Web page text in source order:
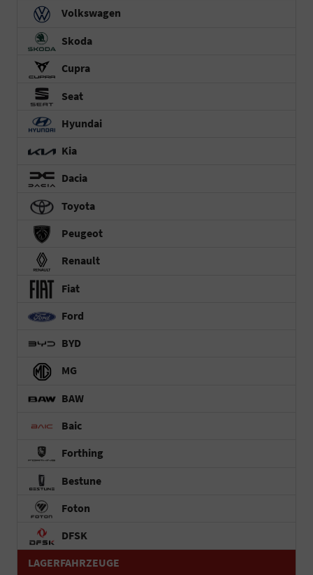
Volkswagen
Skoda
Cupra
Seat
Hyundai
Kia
Dacia
Toyota
Peugeot
Renault
Fiat
Ford
BYD
MG
BAW
Baic
Forthing
Bestune
Foton
DFSK
LAGERFAHRZEUGE